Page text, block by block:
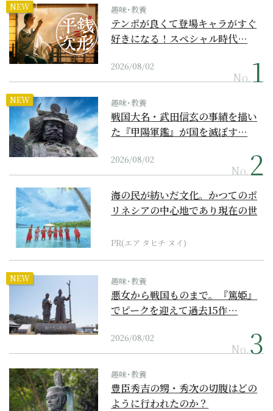
NEW 趣味･教養
テンポが良くて登場キャラがすぐ
好きになる！スペシャル時代…
2026/08/02
No.
NEW 趣味･教養
戦国大名・武田信玄の事績を描い
た『甲陽軍鑑』が国を滅ぼす…
2026/08/02
No.
海の民が紡いだ文化。かつてのポ
リネシアの中心地であり現在の世
PR(エア タヒチ ヌイ)
NEW 趣味･教養
悪女から戦国ものまで。『篤姫』
でピークを迎えて過去15作…
2026/08/02
No.
趣味･教養
豊臣秀吉の甥・秀次の切腹はどの
ように行われたのか？